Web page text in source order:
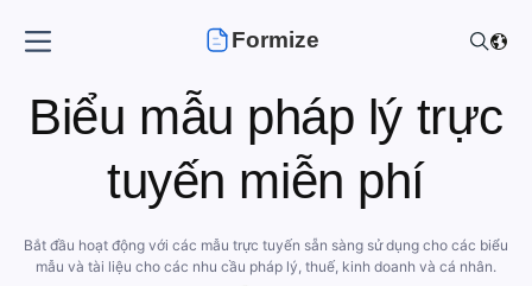
Formize
Biểu mẫu pháp lý trực
tuyến miễn phí
Bắt đầu hoạt động với các mẫu trực tuyến sẵn sàng sử dụng cho các biểu
mẫu và tài liệu cho các nhu cầu pháp lý, thuế, kinh doanh và cá nhân.